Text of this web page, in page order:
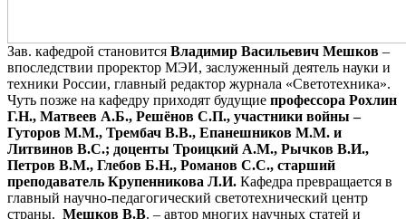
Зав. кафедрой становится Владимир Васильевич Мешков –
впоследствии проректор МЭИ, заслуженный деятель науки и
техники России, главный редактор журнала «Светотехника».
Чуть позже на кафедру приходят будущие профессора Рохлин
Г.Н., Матвеев А.Б., Решёнов С.П., участники войны –
Гуторов М.М., Трембач В.В., Епанешников М.М. и
Литвинов В.С.; доценты Троицкий А.М., Рычков В.И.,
Петров В.М., Глебов Б.Н., Романов С.С., старший
преподаватель Крупенникова Л.И. Кафедра превращается в
главный научно-педагогический светотехнический центр
страны. Мешков В.В. – автор многих научных статей и